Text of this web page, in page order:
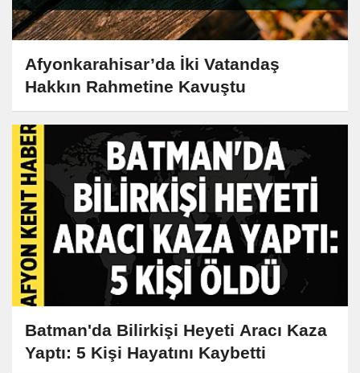
Afyonkarahisar’da İki Vatandaş
Hakkın Rahmetine Kavuştu
Batman'da Bilirkişi Heyeti Aracı Kaza
Yaptı: 5 Kişi Hayatını Kaybetti